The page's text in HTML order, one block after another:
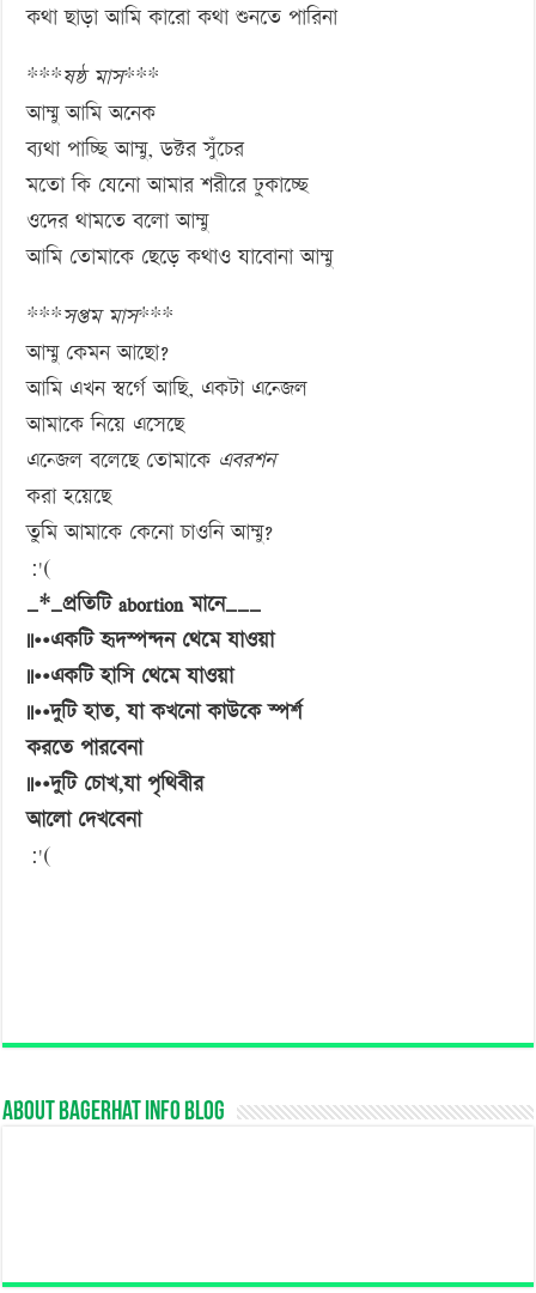
কথা ছাড়া আমি কারো কথা শুনতে পারিনা
***ষষ্ঠ মাস***
আম্মু আমি অনেক
ব্যথা পাচ্ছি আম্মু, ডক্টর সুঁচের
মতো কি যেনো আমার শরীরে ঢুকাচ্ছে
ওদের থামতে বলো আম্মু
আমি তোমাকে ছেড়ে কথাও যাবোনা আম্মু
***সপ্তম মাস***
আম্মু কেমন আছো?
আমি এখন স্বর্গে আছি, একটা এন্জেল
আমাকে নিয়ে এসেছে
এন্জেল বলেছে তোমাকে এবরশন
করা হয়েছে
তুমি আমাকে কেনো চাওনি আম্মু?
:'(
_*_প্রতিটি abortion মানে___
||••একটি হৃদস্পন্দন থেমে যাওয়া
||••একটি হাসি থেমে যাওয়া
||••দুটি হাত, যা কখনো কাউকে স্পর্শ
করতে পারবেনা
||••দুটি চোখ,যা পৃথিবীর
আলো দেখবেনা
:'(
About Bagerhat Info Blog